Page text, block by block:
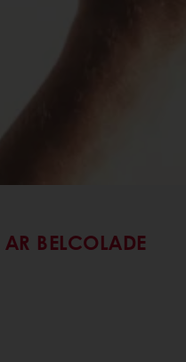
BELCOLADE